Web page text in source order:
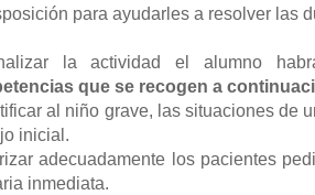
para ayudarles a resolver las
la actividad el alumno
que se recogen a
al niño grave, las situaciones de
inicial.
adecuadamente los pacientes
inmediata.